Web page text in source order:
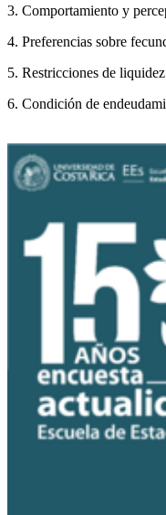
3. Comportamiento y
4. Preferencias sobre
5. Restricciones de
6. Condición de